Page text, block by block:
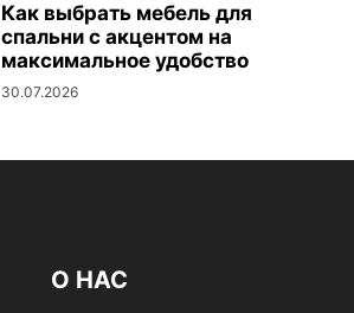
Как выбрать мебель для
спальни с акцентом на
максимальное удобство
30.07.2026
О НАС